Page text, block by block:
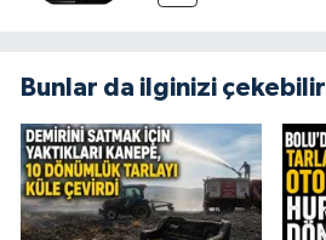
Bunlar da ilginizi çekebilir